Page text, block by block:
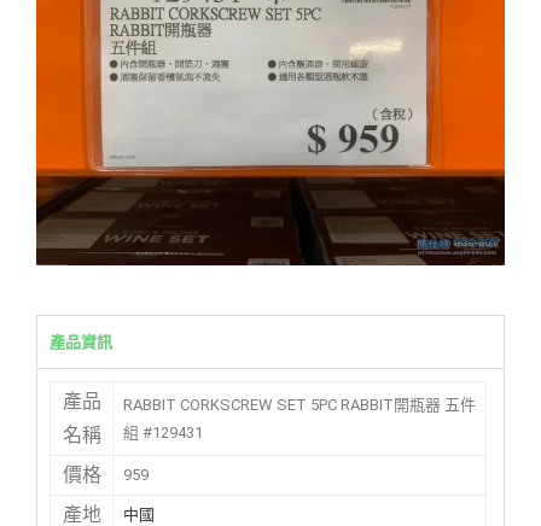
產品資訊
產品
名稱
RABBIT CORKSCREW SET 5PC RABBIT開瓶器 五件
組 #129431
價格 959
產地 中國